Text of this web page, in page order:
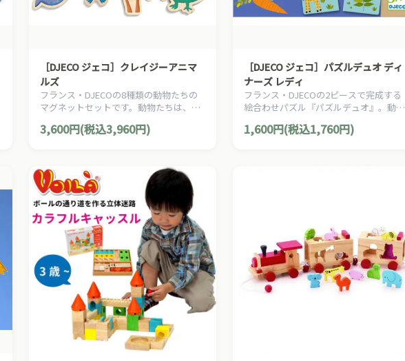
［DJECO ジェコ］クレイジーアニマ
ルズ
フランス・DJECOの8種類の動物たちの
マグネットセットです。動物たちは、
ます。
3,600円(税込3,960円)
［DJECO ジェコ］パズルデュオ ディ
ナーズ レディ
フランス・DJECOの2ピースで完成する
絵合わせパズル『パズルデュオ』。動物
す。
1,600円(税込1,760円)